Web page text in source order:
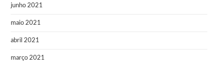
junho 2021
maio 2021
abril 2021
março 2021